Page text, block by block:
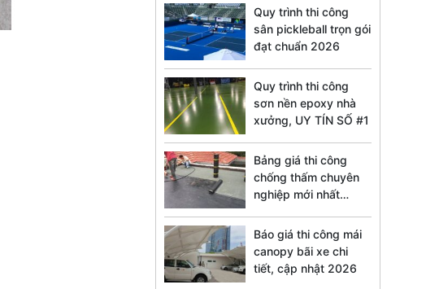
Quy trình thi công
sân pickleball trọn gói
đạt chuẩn 2026
Quy trình thi công
sơn nền epoxy nhà
xưởng, UY TÍN SỐ #1
Bảng giá thi công
chống thấm chuyên
nghiệp mới nhất
Báo giá thi công mái
canopy bãi xe chi
tiết, cập nhật 2026